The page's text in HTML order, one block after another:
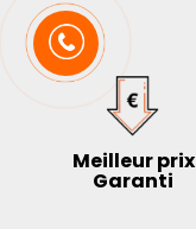
Meilleur prix
Garanti